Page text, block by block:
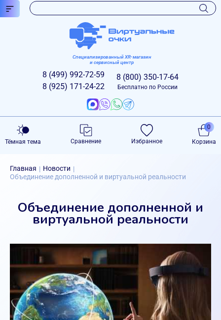
Специализированный XR-магазин
и сервисный центр
8 (499) 992-72-59
8 (925) 171-24-22
8 (800) 350-17-64
Бесплатно по России
Тёмная тема Сравнение Избранное Корзина
0
Главная | Новости |
Объединение дополненной и виртуальной реальности
Объединение дополненной и
виртуальной реальности